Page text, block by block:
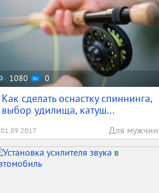
1080 0
Как сделать оснастку спиннинга,
выбор удилища, катуш...
01.09.2017 Для мужчин